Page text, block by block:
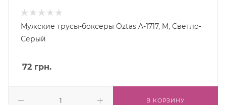
Мужские трусы-боксеры Oztas A-1717, M, Светло-
Серый
72 грн.
В КОРЗИНУ